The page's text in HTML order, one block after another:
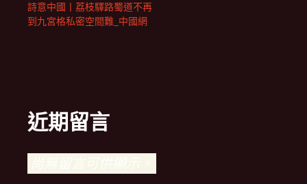
詩意中國丨荔枝驛路蜀道不再
到九宮格私密空間難_中國網
近期留言
尚無留言可供顯示。